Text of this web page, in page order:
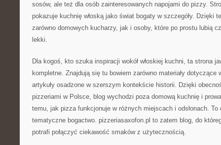
sosów, ale też dla osób zainteresowanych napojami do pizzy.
pokazuje kuchnię włoską jako świat bogaty w szczegóły. Dzięki
zarówno domowych kucharzy, jak i osoby, które po prostu lubią
lekki.
Dla kogoś, kto szuka inspiracji wokół włoskiej kuchni, ta strona
kompletne. Znajdują się tu bowiem zarówno materiały dotyczące
artykuły osadzone w szerszym kontekście historii. Dzięki
pizzeriami w Polsce, blog wychodzi poza domową kuchnię i
temu, jak pizza funkcjonuje w różnych miejscach i odsłonach. To
tematyczne bogactwo. pizzeriasaxofon.pl to zatem blog, do
potrafi połączyć ciekawość smaków z użytecznością.